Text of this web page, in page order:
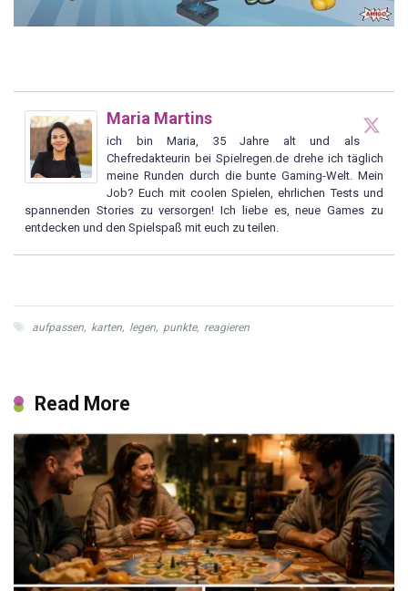
Maria Martins
ich bin Maria, 35 Jahre alt und als
Chefredakteurin bei Spielregen.de drehe ich täglich
meine Runden durch die bunte Gaming-Welt. Mein
Job? Euch mit coolen Spielen, ehrlichen Tests und
spannenden Stories zu versorgen! Ich liebe es, neue Games zu
entdecken und den Spielspaß mit euch zu teilen.
aufpassen, karten, legen, punkte, reagieren
Read More